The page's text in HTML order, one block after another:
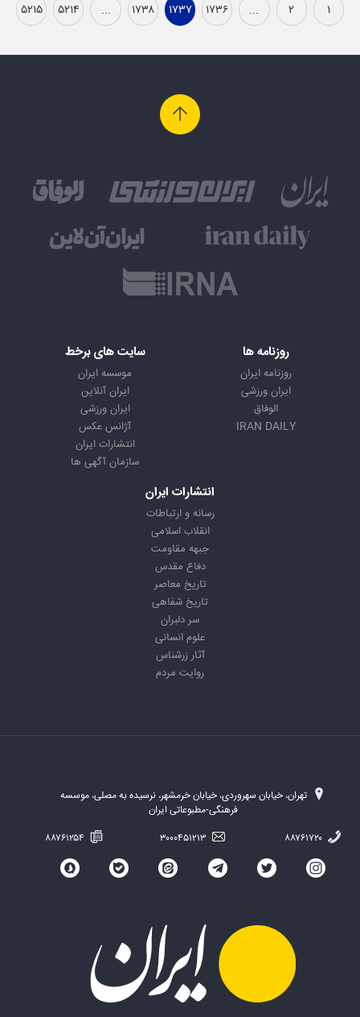
۱ ۲ ... ۱۷۳۶ ۱۷۳۷ ۱۷۳۸ ... ۵۲۱۴ ۵۲۱۵
روزنامه ها
روزنامه ایران
ایران ورزشی
الوفاق
IRAN DAILY
سایت های برخط
موسسه ایران
ایران آنلاین
ایران ورزشی
آژانس عکس
انتشارات ایران
سازمان آگهی ها
انتشارات ایران
رسانه و ارتباطات
انقلاب اسلامی
جبهه مقاومت
دفاع مقدس
تاریخ معاصر
تاریخ شفاهی
سر دلبران
علوم انسانی
آثار زرشناس
روایت مردم
تهران، خیابان سهروردی، خیابان خرمشهر، نرسیده به مصلی، موسسه
فرهنگی-مطبوعاتی ایران